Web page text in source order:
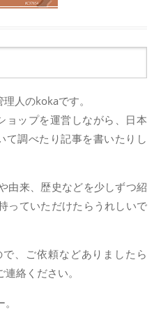
人のkokaです。
ョップを運営しながら、日本
て調べたり記事を書いたりし
由来、歴史などを少しずつ紹
っていただけたらうれしいで
、ご依頼などありましたら
絡ください。